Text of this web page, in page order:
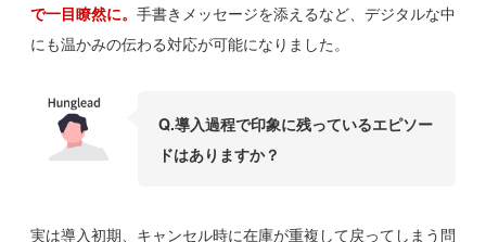
で一目瞭然に。 手書きメッセージを添えるなど、デジタルな中
にも温かみの伝わる対応が可能になりました。
Q.導入過程で印象に残っているエピソー
ドはありますか？
実は導入初期、キャンセル時に在庫が重複して戻ってしまう問